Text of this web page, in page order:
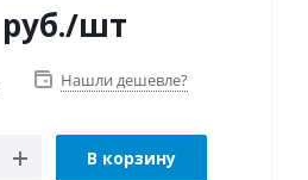
руб./шт
Нашли дешевле?
В корзину